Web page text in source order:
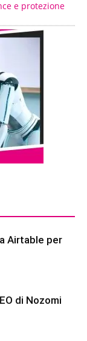
e protezione
Airtable per
di Nozomi